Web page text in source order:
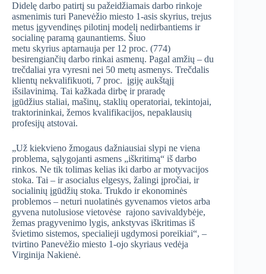
Didelę darbo patirtį su pažeidžiamais darbo rinkoje
asmenimis turi Panevėžio miesto 1-asis skyrius, trejus
metus įgyvendinęs pilotinį modelį nedirbantiems ir
socialinę paramą gaunantiems. Šiuo
metu skyrius aptarnauja per 12 proc. (774)
besirengiančių darbo rinkai asmenų. Pagal amžių – du
trečdaliai yra vyresni nei 50 metų asmenys. Trečdalis
klientų nekvalifikuoti, 7 proc. įgiję aukštąjį
išsilavinimą. Tai kažkada dirbę ir praradę
įgūdžius staliai, mašinų, staklių operatoriai, tekintojai,
traktorininkai, žemos kvalifikacijos, nepaklausių
profesijų atstovai.
„Už kiekvieno žmogaus dažniausiai slypi ne viena
problema, sąlygojanti asmens „iškritimą“ iš darbo
rinkos. Ne tik tolimas kelias iki darbo ar motyvacijos
stoka. Tai – ir asocialus elgesys, žalingi įpročiai, ir
socialinių įgūdžių stoka. Trukdo ir ekonominės
problemos – neturi nuolatinės gyvenamos vietos arba
gyvena nutolusiose vietovėse rajono savivaldybėje,
žemas pragyvenimo lygis, ankstyvas iškritimas iš
švietimo sistemos, specialieji ugdymosi poreikiai“, –
tvirtino Panevėžio miesto 1-ojo skyriaus vedėja
Virginija Nakienė.